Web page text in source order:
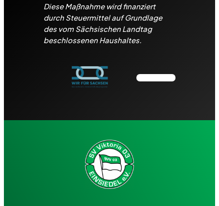
Diese Maßnahme wird finanziert
durch Steuermittel auf Grundlage
des vom Sächsischen Landtag
beschlossenen Haushaltes.